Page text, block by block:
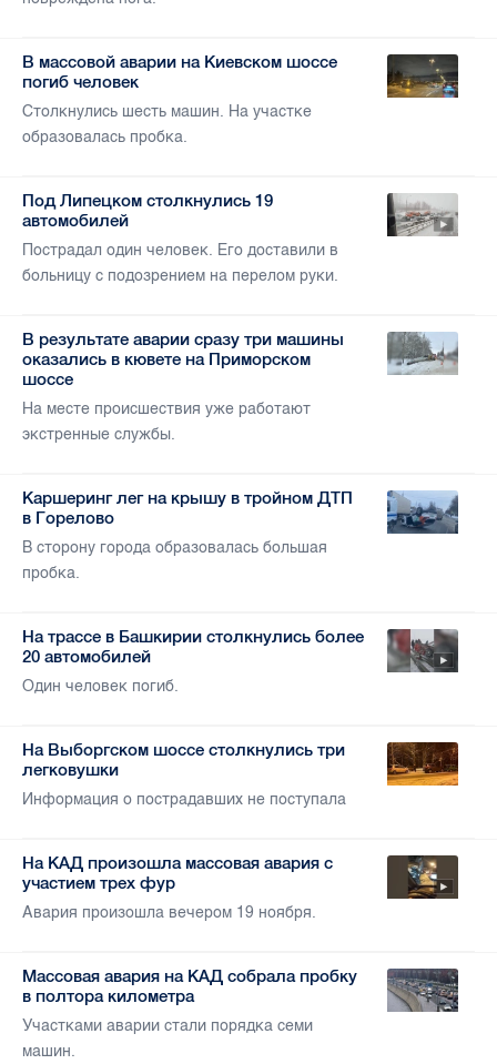
В массовой аварии на Киевском шоссе
погиб человек
Столкнулись шесть машин. На участке
образовалась пробка.
Под Липецком столкнулись 19
автомобилей
Пострадал один человек. Его доставили в
больницу с подозрением на перелом руки.
В результате аварии сразу три машины
оказались в кювете на Приморском
шоссе
На месте происшествия уже работают
экстренные службы.
Каршеринг лег на крышу в тройном ДТП
в Горелово
В сторону города образовалась большая
пробка.
На трассе в Башкирии столкнулись более
20 автомобилей
Один человек погиб.
На Выборгском шоссе столкнулись три
легковушки
Информация о пострадавших не поступала
На КАД произошла массовая авария с
участием трех фур
Авария произошла вечером 19 ноября.
Массовая авария на КАД собрала пробку
в полтора километра
Участками аварии стали порядка семи
машин.